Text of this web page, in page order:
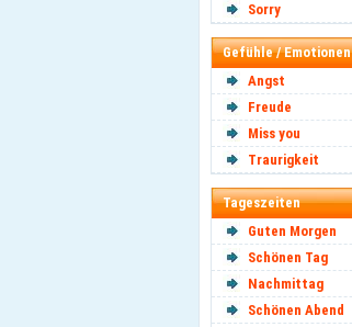
Sorry
Gefühle / Emotionen
Angst
Freude
Miss you
Traurigkeit
Tageszeiten
Guten Morgen
Schönen Tag
Nachmittag
Schönen Abend